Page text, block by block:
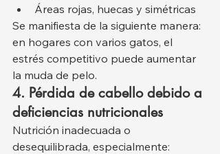
Áreas rojas, huecas y simétricas
Se manifiesta de la siguiente manera:
en hogares con varios gatos, el
estrés competitivo puede aumentar
la muda de pelo.
4. Pérdida de cabello debido a
deficiencias nutricionales
Nutrición inadecuada o
desequilibrada, especialmente: